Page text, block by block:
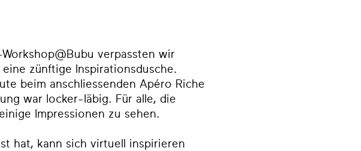
verpassten wir
zünftige Inspirationsdusche.
beim anschliessenden Apéro Riche
war locker-läbig. Für alle, die
Impressionen zu sehen.
hat, kann sich virtuell inspirieren